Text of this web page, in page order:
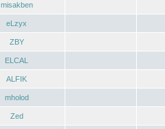
misakben
eLzyx
ZBY
ELCAL
ALFIK
mholod
Zed